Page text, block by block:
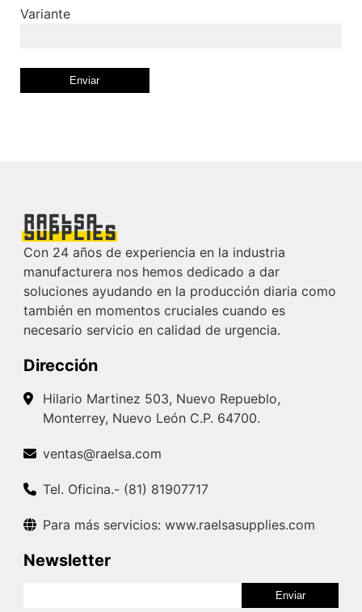
Variante
Con 24 años de experiencia en la industria
manufacturera nos hemos dedicado a dar
soluciones ayudando en la producción diaria como
también en momentos cruciales cuando es
necesario servicio en calidad de urgencia.
Dirección
Hilario Martinez 503, Nuevo Repueblo,
Monterrey, Nuevo León C.P. 64700.
ventas@raelsa.com
Tel. Oficina.- (81) 81907717
Para más servicios: www.raelsasupplies.com
Newsletter